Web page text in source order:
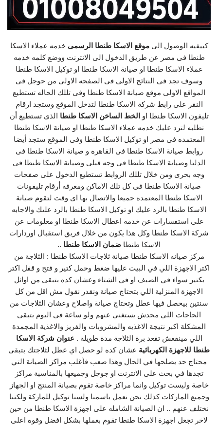
كييفيه الوصول الىموقع الاسكا طنطا الرسمى خدمه عملاء الاسكا
طنطا فى مصر عن طريق الدخول الى الانترنت ووضع كلمه خدمه
عملاء الاسكا طنطا او صيانة الاسكا طنطا او توكيل الاسكا طنطا
وسوف تجد فى النتائج الاولى فى الصفحه الاولى من جوجل فى
المواقع الاولى موقع صيانة الاسكا طنطا وفى تللك الحاله تستطيع
النقر على رابط شركة الاسكا طنطا لتدخل الموقع وستجد ارقام
تليفون الاسكا طنطا او الخط الساخن الاسكا طنطا الذى تستطيع أن
تطلبه لترد عليك خدمه عملاء الاسكا طنطا او صيانة الاسكا طنطا
المعتمده فى مصر او توكيل الاسكا طنطا وفى الموقع ستجد أيضا
روابط صيانة الاسكا طنطا فى القاهره و صيانة الاسكا طنطا فى
الدلتا وصيانة الاسكا طنطا فى وجه قبلى وصيانة الاسكا طنطا فى
وجه بحرى ومن خلال تللك الروابط تستطيع الدخول على صفحات
صيانة الاسكا طنطا فى كل تلك الاماكن ومعرفه أرقام تليفونات
الاسكا طنطا المعتمده جميعا والاتصال بها اى وقت لتقوم صيانة
الاسكا طنطا بالرد عليك او توكيل الاسكا طنطا بالرد علىك والاجابه
على استفسارات عن خدمه اعطال الاسكا طنطا او معلومات عن
شركة الاسكا طنطا وكل هذا يكون من خلال فريق استقبال اوردارات
الاسكا طنطا ضمان الاسكا طنطا ..
مركز صيانه الاسكا طنطا صيانة ثلاجات الاسكا طنطا : الثلاجة من
اكتر الاجهزة اللي في البيت عليها ضغط وحمل كتير و فتح و قفل اكتر
بكتير سواء في الصيف او في الشتاء وعشان كده بتبقى من اوائل
الاجهزة المنزلية اللي بتحتاج صيانة ونقدر نقول مش اقل من كل
سنتين بيحصل فيها عطل وتحتاج صيانة واصلاح وعشان الثلاجات من
الحاجات اللي محدش يستغني عنهم ولو ساعة في اليوم بتبقى
المشكلة اكبر نتيجة الاغذيه والمشروبات والفريز والاغذية المجمدة
اللي مينفعش تقعد برة الثلاجة مدة طويلة . عنوان شركة الاسكا
طنطا للاجهزة الكهربائية عشان كده لو حصل اي عطل لثلاجتك بتبقى
محتاج حد يصلحها في الحال وهذا صعب فأغلب مراكز الصيانة التي
تجدها في بحث على الانترنت او جوجل وجميعها بالمناسبة مراكز
خاصة وليست توكيل وانما مراكز خاصة تقوم بصيانة المنتج او الجهاز
وجميع الماركات كذلك نحن نعمل باسمنا ولسنا توكيل للماركة ولكننا
نختلف عنهم .. ان الصيانة الشامله على اجهزة الاسكا طنطا من حين
لاخر تجعل اجهزة الاسكا طنطا تقوم بعملها بشكل افضل وقوه اعلى